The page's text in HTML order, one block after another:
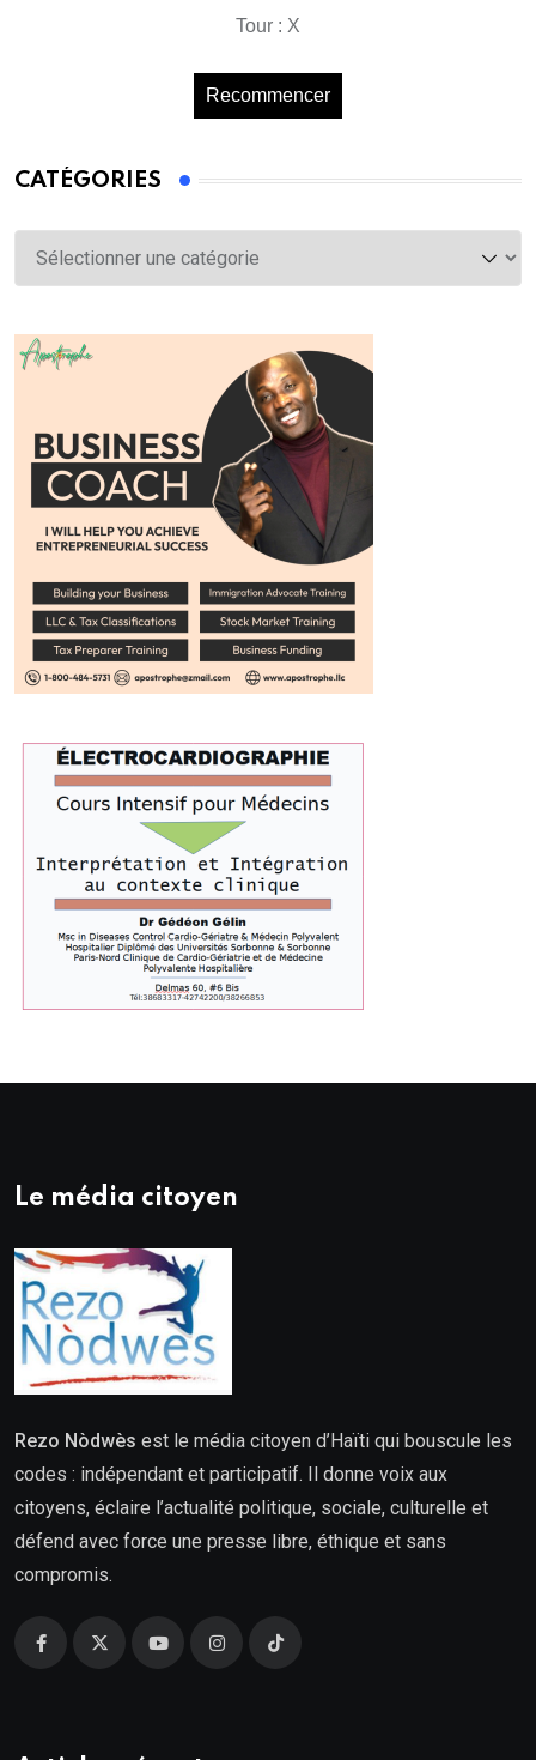
Tour : X
Recommencer
CATÉGORIES
Catégories
Le média citoyen
Rezo Nòdwès est le média citoyen d’Haïti qui bouscule les
codes : indépendant et participatif. Il donne voix aux
citoyens, éclaire l’actualité politique, sociale, culturelle et
défend avec force une presse libre, éthique et sans
compromis.